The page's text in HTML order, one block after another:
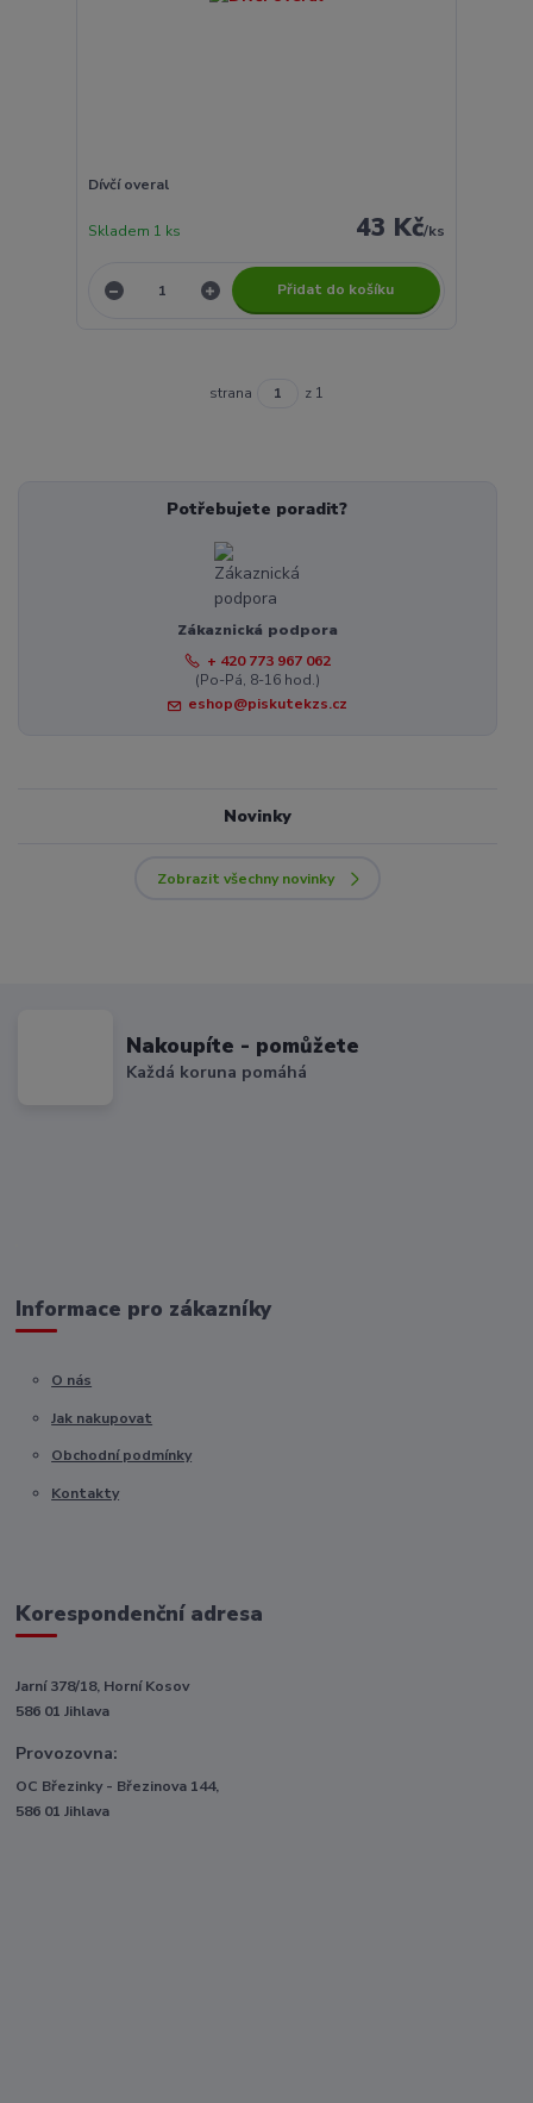
Dívčí overal
43 Kč/ks
Skladem 1 ks
Přidat do košíku
strana z 1
Potřebujete poradit?
Zákaznická podpora
+ 420 773 967 062
(Po-Pá, 8-16 hod.)
eshop@piskutekzs.cz
Novinky
Zobrazit všechny novinky
Nakoupíte - pomůžete
Každá koruna pomáhá
Informace pro zákazníky
O nás
Jak nakupovat
Obchodní podmínky
Kontakty
Korespondenční adresa
Jarní 378/18, Horní Kosov
586 01 Jihlava
Provozovna:
OC Březinky - Březinova 144,
586 01 Jihlava